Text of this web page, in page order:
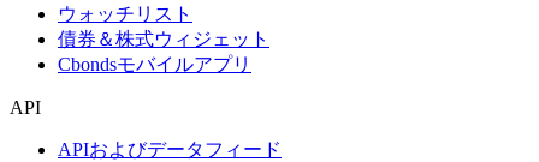
ウォッチリスト
債券＆株式ウィジェット
Cbondsモバイルアプリ
API
APIおよびデータフィード